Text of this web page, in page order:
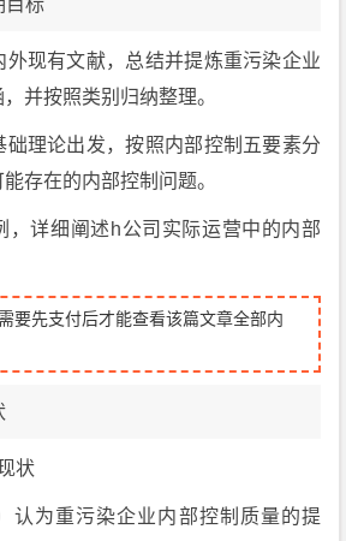
目标
外现有文献，总结并提炼重污染企业
并按照类别归纳整理。
础理论出发，按照内部控制五要素分
存在的内部控制问题。
，详细阐述h公司实际运营中的内部
要先支付后才能查看该篇文章全部内
状
认为重污染企业内部控制质量的提